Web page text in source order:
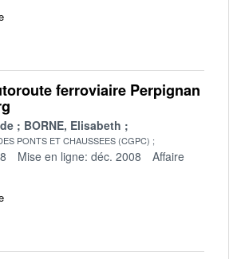
ferroviaire Perpignan
BORNE, Elisabeth
PONTS ET CHAUSSEES (CGPC)
Mise en ligne: déc. 2008
Affaire